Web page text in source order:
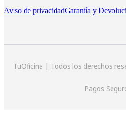
Aviso de privacidadGarantía y
TuOficina | Todos los derechos
Pagos